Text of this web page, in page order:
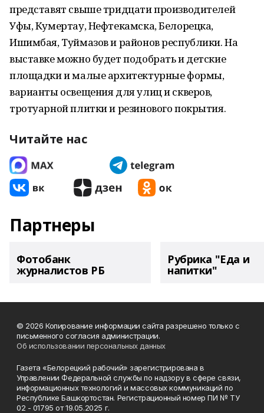
представят свыше тридцати производителей
Уфы, Кумертау, Нефтекамска, Белорецка,
Ишимбая, Туймазов и районов республики. На
выставке можно будет подобрать и детские
площадки и малые архитектурные формы,
варианты освещения для улиц и скверов,
тротуарной плитки и резинового покрытия.
Читайте нас
Партнеры
Фотобанк
журналистов РБ
Рубрика "Еда и
напитки"
© 2026 Копирование информации сайта разрешено только с
письменного согласия администрации.
Об использовании персональных данных
Газета «Белорецкий рабочий» зарегистрирована в
Управлении Федеральной службы по надзору в сфере связи,
информационных технологий и массовых коммуникаций по
Республике Башкортостан. Регистрационный номер ПИ № ТУ
02 - 01795 от 19.05.2025 г.